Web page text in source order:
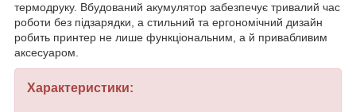
термодруку. Вбудований акумулятор забезпечує тривалий час
роботи без підзарядки, а стильний та ергономічний дизайн
робить принтер не лише функціональним, а й привабливим
аксесуаром.
Характеристики: